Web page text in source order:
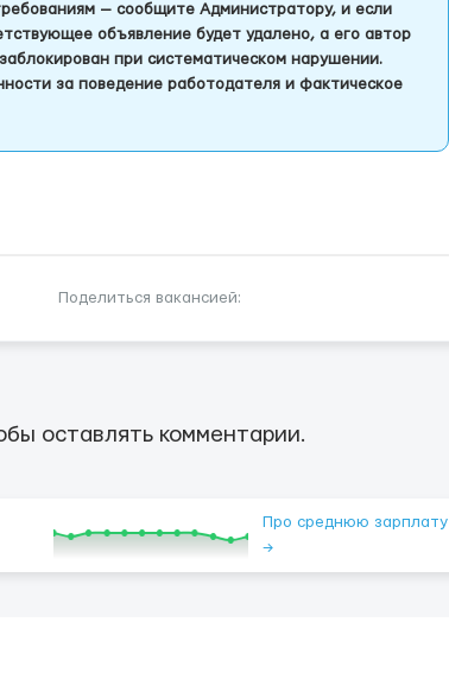
— сообщите Администратору, и если
объявление будет удалено, а его автор
при систематическом нарушении.
за поведение работодателя и фактическое
Поделиться вакансией:
оставлять комментарии.
Про среднюю зарплату
→